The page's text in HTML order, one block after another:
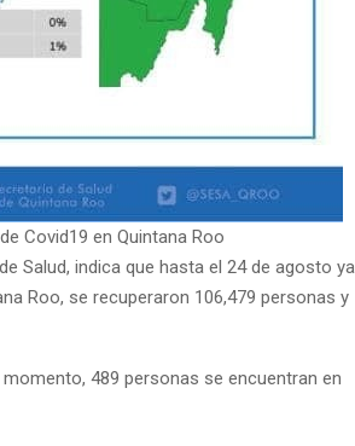
Covid19 en Quintana Roo
Salud, indica que hasta el 24 de agosto ya
Roo, se recuperaron 106,479 personas y
489 personas se encuentran en